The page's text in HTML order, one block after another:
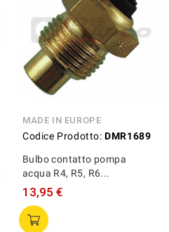
MADE IN EUROPE
Codice Prodotto: DMR1689
Bulbo contatto pompa
acqua R4, R5, R6...
13,95 €